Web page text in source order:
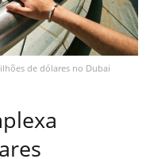
de dólares no Dubai